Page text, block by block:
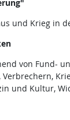
und Krieg in
von Fund-
und Kultur,